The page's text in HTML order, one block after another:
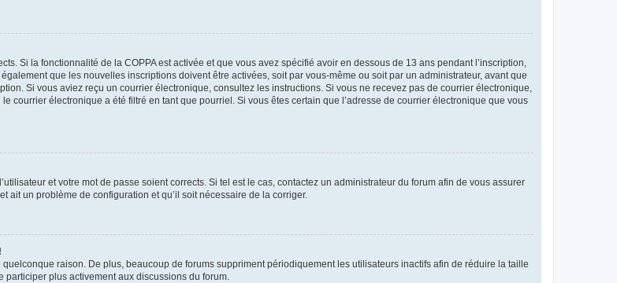
Si la fonctionnalité de la COPPA est activée et que vous avez spécifié avoir en dessous de 13 ans pendant l’inscription,
que les nouvelles inscriptions doivent être activées, soit par vous-même ou soit par un administrateur, avant que
Si vous aviez reçu un courrier électronique, consultez les instructions. Si vous ne recevez pas de courrier électronique,
courrier électronique a été filtré en tant que pourriel. Si vous êtes certain que l’adresse de courrier électronique que vous
et votre mot de passe soient corrects. Si tel est le cas, contactez un administrateur du forum afin de vous assurer
un problème de configuration et qu’il soit nécessaire de la corriger.
raison. De plus, beaucoup de forums suppriment périodiquement les utilisateurs inactifs afin de réduire la taille
plus activement aux discussions du forum.